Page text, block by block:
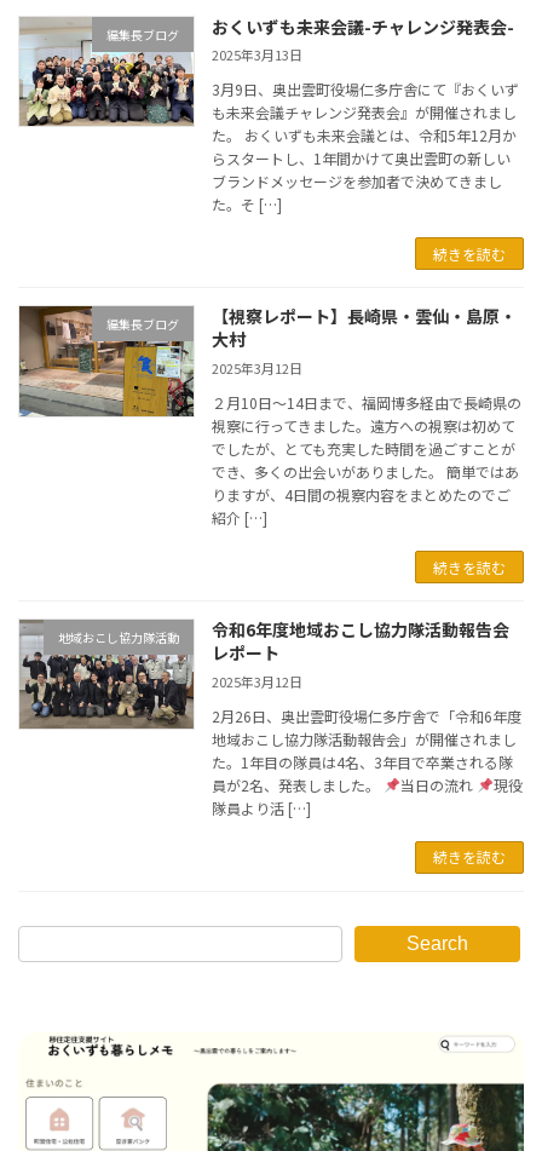
編集長ブログ おくいずも未来会議-チャレンジ発表会-
2025年3月13日
3月9日、奥出雲町役場仁多庁舎にて『おくいず
も未来会議チャレンジ発表会』が開催されまし
た。 おくいずも未来会議とは、令和5年12月か
らスタートし、1年間かけて奥出雲町の新しい
ブランドメッセージを参加者で決めてきまし
た。そ […]
続きを読む
編集長ブログ
【視察レポート】長崎県・雲仙・島原・
大村
2025年3月12日
２月10日〜14日まで、福岡博多経由で長崎県の
視察に行ってきました。遠方への視察は初めて
でしたが、とても充実した時間を過ごすことが
でき、多くの出会いがありました。 簡単ではあ
りますが、4日間の視察内容をまとめたのでご
紹介 […]
続きを読む
地域おこし協力隊活動
令和6年度地域おこし協力隊活動報告会
レポート
2025年3月12日
2月26日、奥出雲町役場仁多庁舎で「令和6年度
地域おこし協力隊活動報告会」が開催されまし
た。1年目の隊員は4名、3年目で卒業される隊
員が2名、発表しました。
当日の流れ
現役
隊員より活 […]
続きを読む
Search